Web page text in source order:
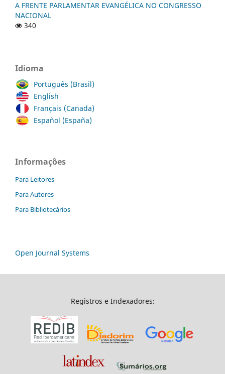
A FRENTE PARLAMENTAR EVANGÉLICA NO CONGRESSO
NACIONAL
340
Idioma
Português (Brasil)
English
Français (Canada)
Español (España)
Informações
Para Leitores
Para Autores
Para Bibliotecários
Open Journal Systems
Registros e Indexadores: